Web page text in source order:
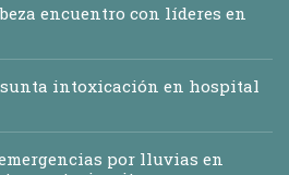
encuentro con líderes en
intoxicación en hospital
por lluvias en